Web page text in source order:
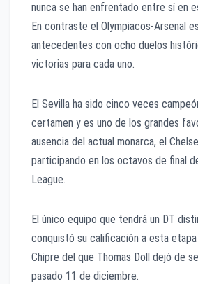
nunca se han enfrentado entre sí en
En contraste el Olympiacos-Arsenal
antecedentes con ocho duelos
victorias para cada uno.
El Sevilla ha sido cinco veces
certamen y es uno de los grandes
ausencia del actual monarca, el
participando en los octavos de final
League.
El único equipo que tendrá un DT
conquistó su calificación a esta
Chipre del que Thomas Doll dejó de
pasado 11 de diciembre.